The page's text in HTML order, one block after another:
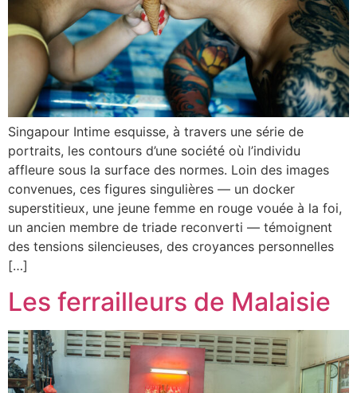
Singapour Intime esquisse, à travers une série de
portraits, les contours d’une société où l’individu
affleure sous la surface des normes. Loin des images
convenues, ces figures singulières — un docker
superstitieux, une jeune femme en rouge vouée à la foi,
un ancien membre de triade reconverti — témoignent
des tensions silencieuses, des croyances personnelles
[…]
Les ferrailleurs de Malaisie